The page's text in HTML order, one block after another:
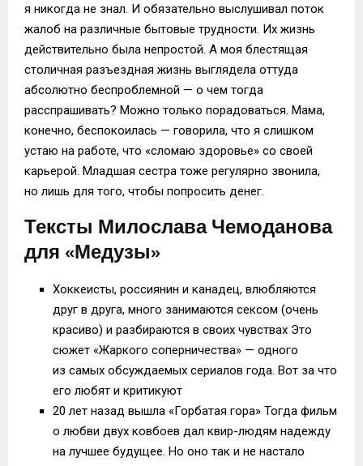
я никогда не знал. И обязательно выслушивал поток
жалоб на различные бытовые трудности. Их жизнь
действительно была непростой. А моя блестящая
столичная разъездная жизнь выглядела оттуда
абсолютно беспроблемной — о чем тогда
расспрашивать? Можно только порадоваться. Мама,
конечно, беспокоилась — говорила, что я слишком
устаю на работе, что «сломаю здоровье» со своей
карьерой. Младшая сестра тоже регулярно звонила,
но лишь для того, чтобы попросить денег.
Тексты Милослава Чемоданова
для «Медузы»
Хоккеисты, россиянин и канадец, влюбляются
друг в друга, много занимаются сексом (очень
красиво) и разбираются в своих чувствах Это
сюжет «Жаркого соперничества» — одного
из самых обсуждаемых сериалов года. Вот за что
его любят и критикуют
20 лет назад вышла «Горбатая гора» Тогда фильм
о любви двух ковбоев дал квир-людям надежду
на лучшее будущее. Но оно так и не настало